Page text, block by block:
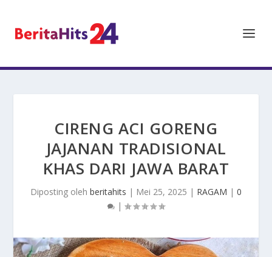
CIRENG ACI GORENG
JAJANAN TRADISIONAL
KHAS DARI JAWA BARAT
Diposting oleh beritahits | Mei 25, 2025 | RAGAM | 0
|